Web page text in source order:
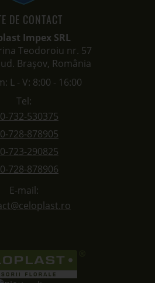
DE CONTACT
Impex SRL
Teodoroiu nr. 57
Brașov, România
L - V: 8:00 - 16:00
Tel:
732-530375
728-878905
723-290825
728-878906
E-mail: